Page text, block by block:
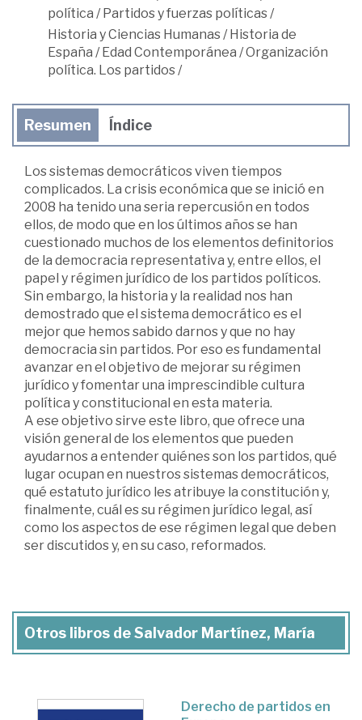
política /Partidos y fuerzas políticas /
Historia y Ciencias Humanas /Historia de
España /Edad Contemporánea /Organización
política. Los partidos /
Resumen Índice
Los sistemas democráticos viven tiempos
complicados. La crisis económica que se inició en
2008 ha tenido una seria repercusión en todos
ellos, de modo que en los últimos años se han
cuestionado muchos de los elementos definitorios
de la democracia representativa y, entre ellos, el
papel y régimen jurídico de los partidos políticos.
Sin embargo, la historia y la realidad nos han
demostrado que el sistema democrático es el
mejor que hemos sabido darnos y que no hay
democracia sin partidos. Por eso es fundamental
avanzar en el objetivo de mejorar su régimen
jurídico y fomentar una imprescindible cultura
política y constitucional en esta materia.
A ese objetivo sirve este libro, que ofrece una
visión general de los elementos que pueden
ayudarnos a entender quiénes son los partidos, qué
lugar ocupan en nuestros sistemas democráticos,
qué estatuto jurídico les atribuye la constitución y,
finalmente, cuál es su régimen jurídico legal, así
como los aspectos de ese régimen legal que deben
ser discutidos y, en su caso, reformados.
Otros libros de Salvador Martínez, María
Derecho de partidos en